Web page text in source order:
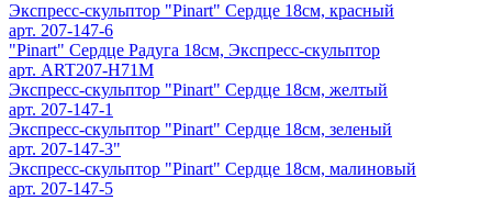
Экспресс-скульптор "Pinart" Сердце 18см, красный
арт. 207-147-6
"Pinart" Сердце Радуга 18см, Экспресс-скульптор
арт. ART207-H71M
Экспресс-скульптор "Pinart" Сердце 18см, желтый
арт. 207-147-1
Экспресс-скульптор "Pinart" Сердце 18см, зеленый
арт. 207-147-3"
Экспресс-скульптор "Pinart" Сердце 18см, малиновый
арт. 207-147-5